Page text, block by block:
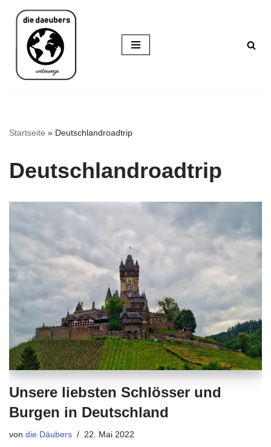
Inhalt
springen
Startseite » Deutschlandroadtrip
Deutschlandroadtrip
Unsere liebsten Schlösser und
Burgen in Deutschland
von die Däubers 22. Mai 2022